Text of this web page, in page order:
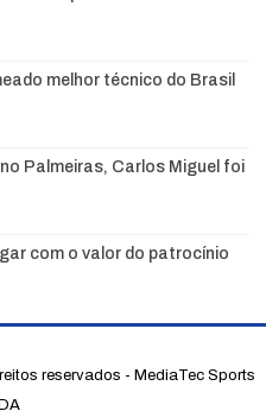
melhor técnico do Brasil
Palmeiras, Carlos Miguel foi
com o valor do patrocínio
reservados - MediaTec Sports